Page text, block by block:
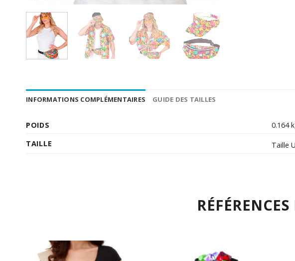
INFORMATIONS COMPLÉMENTAIRES GUIDE DES TAILLES
POIDS
0.164
TAILLE
Taille